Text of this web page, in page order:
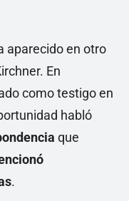
aparecido en otro
En
como testigo en
habló
que
.